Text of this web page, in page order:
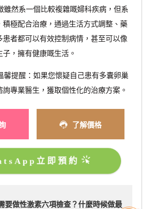
然系一個比較複雜嘅婦科疾病，但系
積極配合治療，通過生活方式調整、藥
者都可以有效控制病情，甚至可以像
，擁有健康嘅生活。
提醒：如果您懷疑自己患有多囊卵巢
專業醫生，獲取個性化的治療方案。
了解價格
立即預約
要做性激素六項檢查？什麼時候做最